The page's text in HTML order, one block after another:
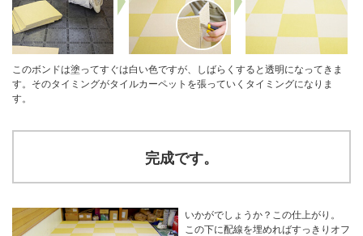
このボンドは塗ってすぐは白い色ですが、しばらくすると透明になってきま
す。そのタイミングがタイルカーペットを張っていくタイミングになりま
す。
完成です。
いかがでしょうか？この仕上がり。
この下に配線を埋めればすっきりオフ